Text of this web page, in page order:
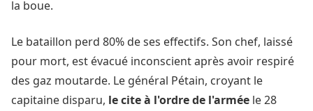
la boue.
Le bataillon perd 80% de ses effectifs. Son chef, laissé
pour mort, est évacué inconscient après avoir respiré
des gaz moutarde. Le général Pétain, croyant le
capitaine disparu, le cite à l'ordre de l'armée le 28